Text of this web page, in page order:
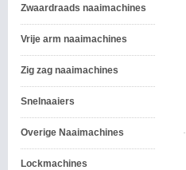
Zwaardraads naaimachines
Vrije arm naaimachines
Zig zag naaimachines
Snelnaaiers
Overige Naaimachines
Lockmachines